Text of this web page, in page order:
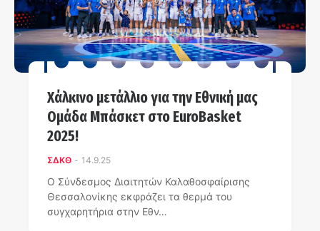
Χάλκινο μετάλλιο για την Εθνική μας
Ομάδα Μπάσκετ στο EuroBasket
2025!
ΣΔΚΘ - 14.9.25
Ο Σύνδεσμος Διαιτητών Καλαθοσφαίρισης
Θεσσαλονίκης εκφράζει τα θερμά του
συγχαρητήρια στην Εθν…